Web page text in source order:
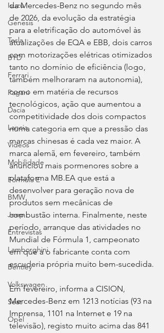
Isuzu
Genesis
Tesla
BYD
Ferrari
Pagani
Dacia
Lancia
Videos
Mobilidade
Fórmula E
BMW
Jeep
Entrevistas
Lamborghini
Bentley
Volkswagen
Seat
Opel
da Mercedes-Benz no segundo mês
de 2026, da evolução da estratégia
para a eletrificação do automóvel às
atualizações de EQA e EBB, dois carros
com motorizações elétricas otimizados
tanto no domínio de eficiência (logo,
também melhoraram na autonomia),
como em matéria de recursos
tecnológicos, ação que aumentou a
competitividade dos dois compactos
numa categoria em que a pressão das
marcas chinesas é cada vez maior. A
marca alemã, em fevereiro, também
anunciou mais pormenores sobre a
plataforma MB.EA que está a
desenvolver para geração nova de
produtos sem mecânicas de
combustão interna. Finalmente, neste
período, arranque das atividades no
Mundial de Fórmula 1, campeonato
em que a o fabricante conta com
escuderia própria muito bem-sucedida.
Em fevereiro, informa a CISION,
Mercedes-Benz em 1213 notícias (93 na
Imprensa, 1101 na Internet e 19 na
televisão), registo muito acima das 841